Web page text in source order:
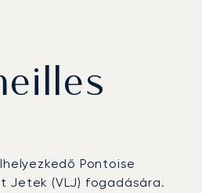
Pontoise
Jetek (VLJ) fogadására.